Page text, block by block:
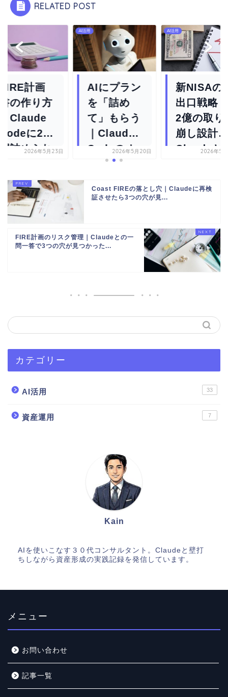
RELATED POST
計画
の作り方
Claude
に2時
詰められ
2026年5月23日
AI活用
AIにプラン
を「詰め
て」もらう
｜Claude
Codeのオ
ープンソ...
2026年5月20日
AI活用
新NISAの
出口戦略
2億の取り
崩し設計
Claudeと
2026年5
Coast FIREの落とし穴｜Claudeに再検
証させたら3つの穴が見...
FIRE計画のリスク管理｜Claudeとの一
問一答で3つの穴が見つかった...
カテゴリー
AI活用 33
資産運用 7
Kain
AIを使いこなす３０代コンサルタント。Claudeと壁打
ちしながら資産形成の実践記録を発信しています。
メニュー
お問い合わせ
記事一覧